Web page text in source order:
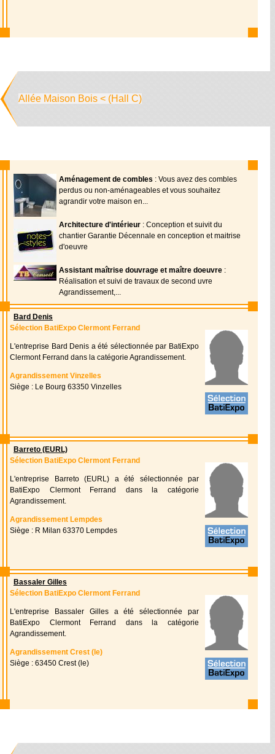
Allée Maison Bois < (Hall C)
Aménagement de combles : Vous avez des combles
perdus ou non-aménageables et vous souhaitez
agrandir votre maison en...
Architecture d'intérieur : Conception et suivit du
chantier Garantie Décennale en conception et maitrise
d'oeuvre
Assistant maîtrise douvrage et maître doeuvre :
Réalisation et suivi de travaux de second uvre
Agrandissement,...
Bard Denis
Sélection BatiExpo Clermont Ferrand
L'entreprise Bard Denis a été sélectionnée par BatiExpo
Clermont Ferrand dans la catégorie Agrandissement.
Agrandissement Vinzelles
Siège : Le Bourg 63350 Vinzelles
Barreto (EURL)
Sélection BatiExpo Clermont Ferrand
L'entreprise Barreto (EURL) a été sélectionnée par
BatiExpo Clermont Ferrand dans la catégorie
Agrandissement.
Agrandissement Lempdes
Siège : R Milan 63370 Lempdes
Bassaler Gilles
Sélection BatiExpo Clermont Ferrand
L'entreprise Bassaler Gilles a été sélectionnée par
BatiExpo Clermont Ferrand dans la catégorie
Agrandissement.
Agrandissement Crest (le)
Siège : 63450 Crest (le)